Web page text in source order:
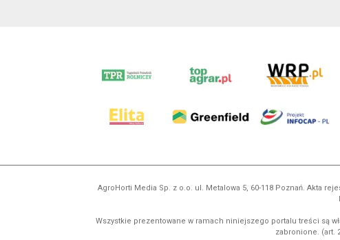
AgroHorti Media Sp. z o.o. ul. Metalowa 5, 60-118 Poznań. Akta
Wszystkie prezentowane w ramach niniejszego portalu treści są
zabronione. (art.